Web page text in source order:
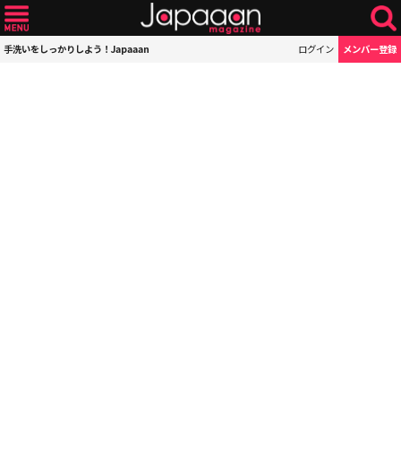
手洗いをしっかりしよう！Japaaan ログイン メンバー登録